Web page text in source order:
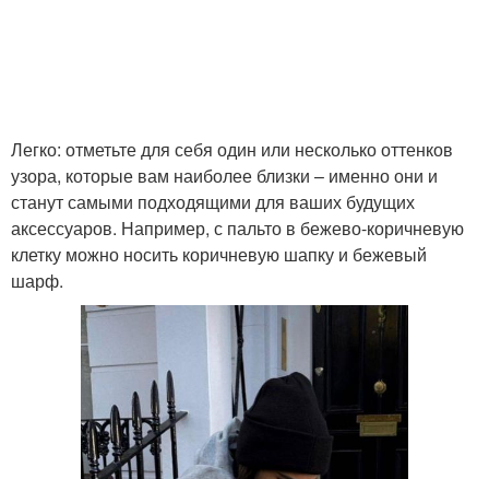
Легко: отметьте для себя один или несколько оттенков
узора, которые вам наиболее близки – именно они и
станут самыми подходящими для ваших будущих
аксессуаров. Например, с пальто в бежево-коричневую
клетку можно носить коричневую шапку и бежевый
шарф.